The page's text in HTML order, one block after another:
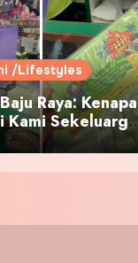
/Lifestyles
Raya: Kenapa
Kami Sekeluarga
ke Pusat Pakaian